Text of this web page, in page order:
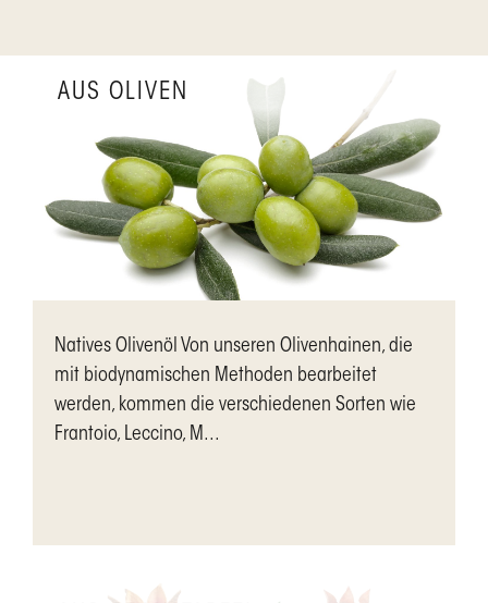
AUS OLIVEN
Natives Olivenöl Von unseren Olivenhainen, die
mit biodynamischen Methoden bearbeitet
werden, kommen die verschiedenen Sorten wie
Frantoio, Leccino, M...